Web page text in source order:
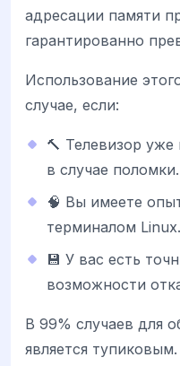
адресации памяти
гарантированно
Использование
случае, если:
🔨 Телевизор
в случае поломки.
🧠 Вы имеете
терминалом Linux.
💾 У вас есть
возможности
В 99% случаев для
является